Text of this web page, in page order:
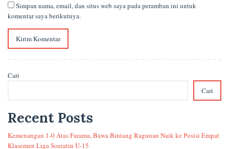
Simpan nama, email, dan situs web saya pada peramban ini untuk
komentar saya berikutnya.
Cari
Cari
Recent Posts
Kemenangan 1-0 Atas Farama, Bawa Bintang Ragunan Naik ke Posisi Empat
Klasemen Liga Soeratin U-15